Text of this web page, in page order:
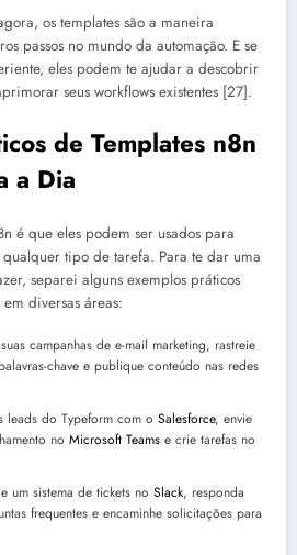
os templates são a maneira
passos no mundo da automação. E se
eles podem te ajudar a descobrir
seus workflows existentes [27].
de Templates n8n
a Dia
é que eles podem ser usados para
tipo de tarefa. Para te dar uma
separei alguns exemplos práticos
diversas áreas:
campanhas de e-mail marketing, rastreie
chave e publique conteúdo nas redes
leads do Typeform com o Salesforce, envie
no Microsoft Teams e crie tarefas no
um sistema de tickets no Slack, responda
frequentes e encaminhe solicitações para